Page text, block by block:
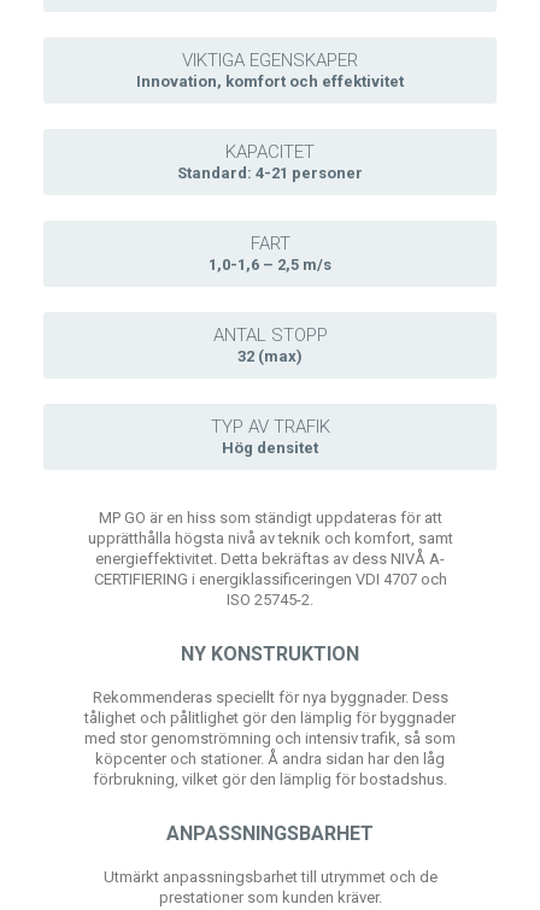
VIKTIGA EGENSKAPER
Innovation, komfort och effektivitet
KAPACITET
Standard: 4-21 personer
FART
1,0-1,6 – 2,5 m/s
ANTAL STOPP
32 (max)
TYP AV TRAFIK
Hög densitet
MP GO är en hiss som ständigt uppdateras för att
upprätthålla högsta nivå av teknik och komfort, samt
energieffektivitet. Detta bekräftas av dess NIVÅ A-
CERTIFIERING i energiklassificeringen VDI 4707 och
ISO 25745-2.
NY KONSTRUKTION
Rekommenderas speciellt för nya byggnader. Dess
tålighet och pålitlighet gör den lämplig för byggnader
med stor genomströmning och intensiv trafik, så som
köpcenter och stationer. Å andra sidan har den låg
förbrukning, vilket gör den lämplig för bostadshus.
ANPASSNINGSBARHET
Utmärkt anpassningsbarhet till utrymmet och de
prestationer som kunden kräver.